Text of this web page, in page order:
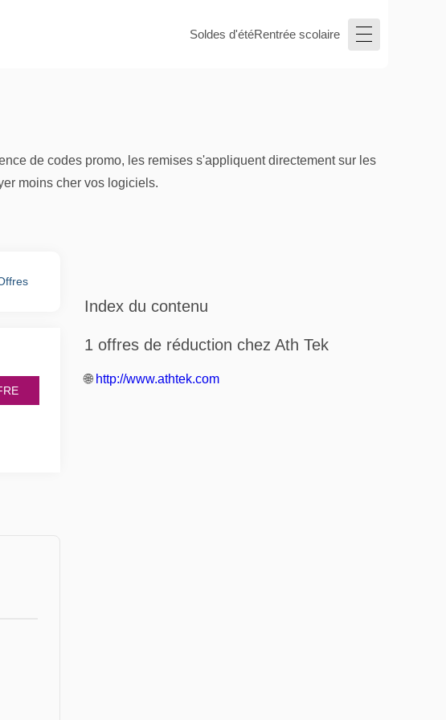
Soldes d'étéRentrée scolaire
de codes promo, les remises s'appliquent directement sur les
moins cher vos logiciels.
Index du contenu
1 offres de réduction chez Ath Tek
🌐 http://www.athtek.com